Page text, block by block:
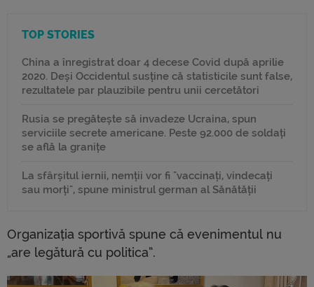
TOP STORIES
China a înregistrat doar 4 decese Covid după aprilie
2020. Deși Occidentul susține că statisticile sunt false,
rezultatele par plauzibile pentru unii cercetători
Rusia se pregătește să invadeze Ucraina, spun
serviciile secrete americane. Peste 92.000 de soldați
se află la granițe
La sfârșitul iernii, nemții vor fi "vaccinați, vindecați
sau morți", spune ministrul german al Sănătății
Organizația sportivă spune că evenimentul nu
„are legătură cu politica”.